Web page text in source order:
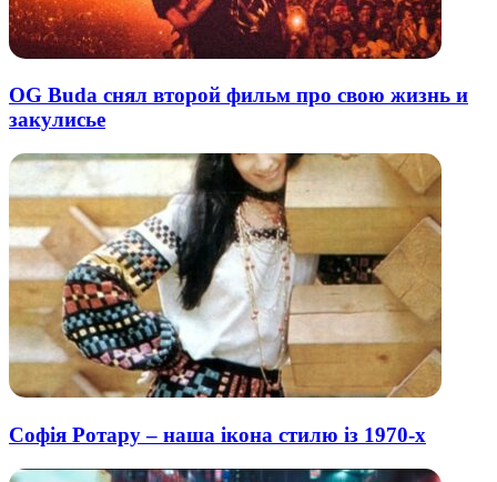
OG Buda снял второй фильм про свою жизнь и
закулисье
Софія Ротару – наша ікона стилю із 1970-х